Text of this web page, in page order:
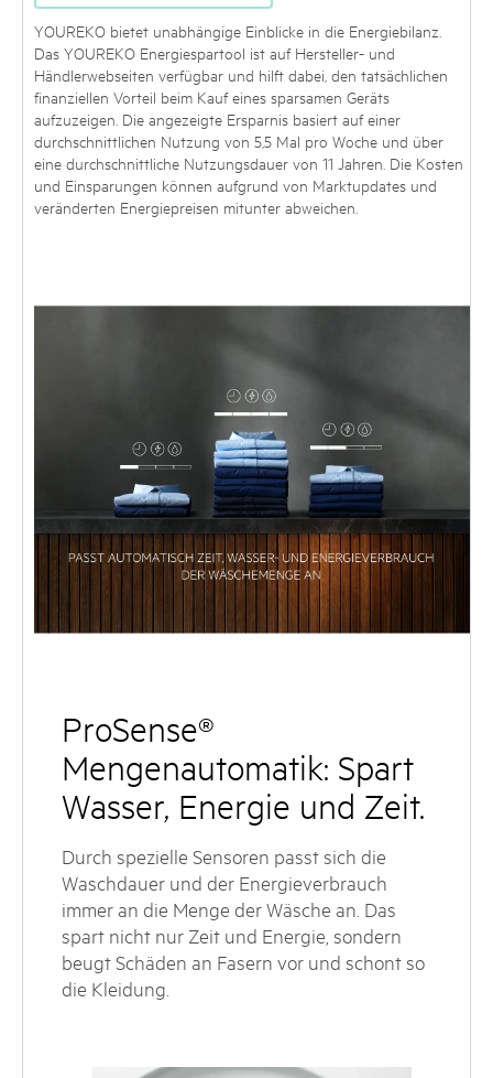
YOUREKO bietet unabhängige Einblicke in die Energiebilanz.
Das YOUREKO Energiespartool ist auf Hersteller- und
Händlerwebseiten verfügbar und hilft dabei, den tatsächlichen
finanziellen Vorteil beim Kauf eines sparsamen Geräts
aufzuzeigen. Die angezeigte Ersparnis basiert auf einer
durchschnittlichen Nutzung von 5,5 Mal pro Woche und über
eine durchschnittliche Nutzungsdauer von 11 Jahren. Die Kosten
und Einsparungen können aufgrund von Marktupdates und
veränderten Energiepreisen mitunter abweichen.
ProSense®
Mengenautomatik: Spart
Wasser, Energie und Zeit.
Durch spezielle Sensoren passt sich die
Waschdauer und der Energieverbrauch
immer an die Menge der Wäsche an. Das
spart nicht nur Zeit und Energie, sondern
beugt Schäden an Fasern vor und schont so
die Kleidung.